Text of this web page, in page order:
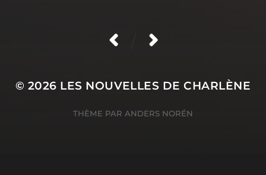
© 2026 LES NOUVELLES DE CHARLÈNE
THÈME PAR ANDERS NORÉN